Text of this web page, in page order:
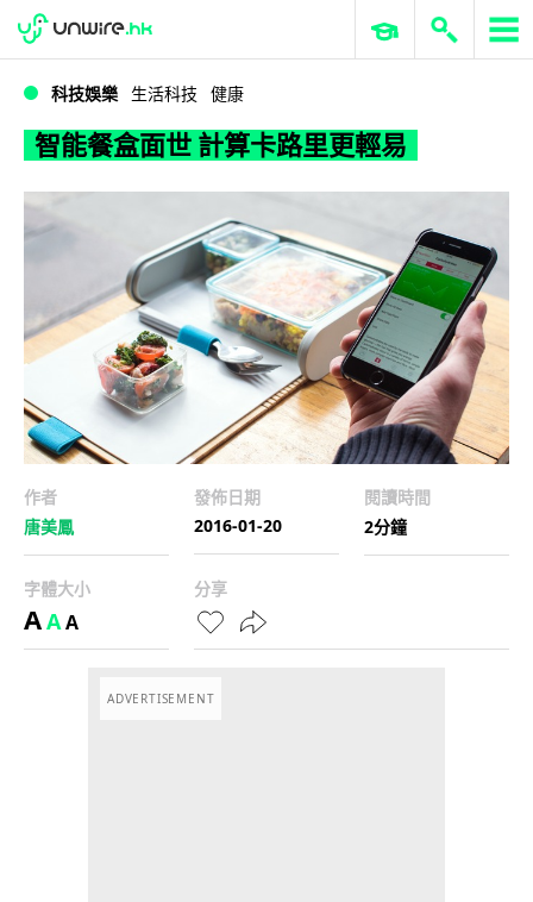
智能餐盒面世 計算卡路里更輕易
WWDC 2026 ERP 與商業 AI
科技娛樂 生活科技 健康
智能餐盒面世 計算卡路里更輕易
作者
唐美鳳
發佈日期
2016-01-20
閱讀時間
2分鐘
字體大小
AAA
分享
ADVERTISEMENT